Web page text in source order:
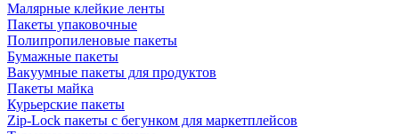
Малярные клейкие ленты
Пакеты упаковочные
Полипропиленовые пакеты
Бумажные пакеты
Вакуумные пакеты для продуктов
Пакеты майка
Курьерские пакеты
Zip-Lock пакеты с бегунком для маркетплейсов